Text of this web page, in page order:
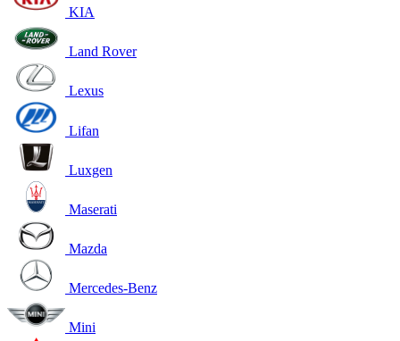
KIA
Land Rover
Lexus
Lifan
Luxgen
Maserati
Mazda
Mercedes-Benz
Mini